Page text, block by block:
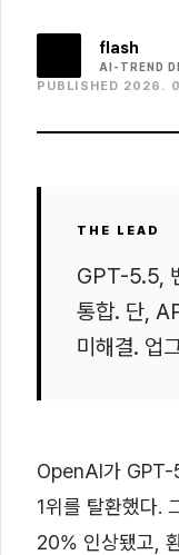
flash
AI-TREND
PUBLISHED 2026.
THE LEAD
GPT-5.5,
통합. 단,
미해결. 업
OpenAI가 GPT-
1위를 탈환했다.
20% 인상됐고,